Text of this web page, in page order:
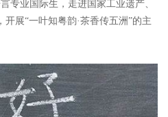
专业国际生，走进国家工业遗产、
展“一叶知粤韵·茶香传五洲”的主